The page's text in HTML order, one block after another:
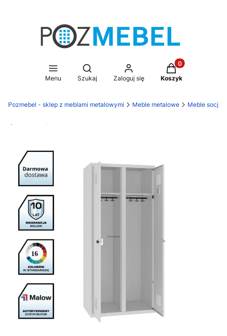
Menu
Otwórz wyszukiwarkę
Szukaj Zaloguj się
Produkty w
Koszyk
Pozmebel - sklep z meblami metalowymi Meble metalowe Meble
Promocja Darmowa dostawa